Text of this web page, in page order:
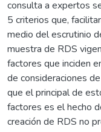
consulta a expertos
5 criterios que,
medio del escrutinio
muestra de RDS
factores que inciden
de consideraciones
que el principal de
factores es el hecho
creación de RDS no